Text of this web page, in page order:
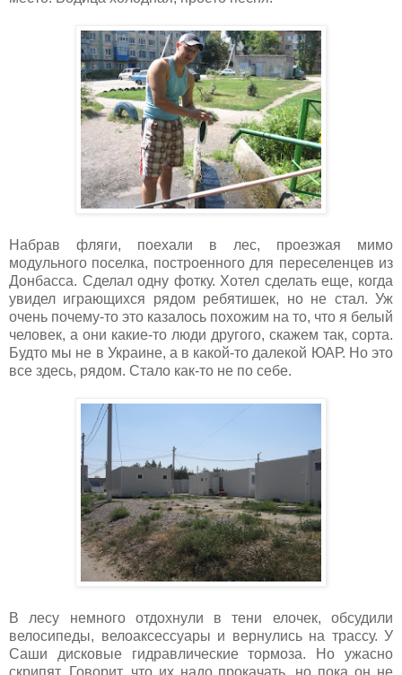
Набрав фляги, поехали в лес, проезжая мимо
модульного поселка, построенного для переселенцев из
Донбасса. Сделал одну фотку. Хотел сделать еще, когда
увидел играющихся рядом ребятишек, но не стал. Уж
очень почему-то это казалось похожим на то, что я белый
человек, а они какие-то люди другого, скажем так, сорта.
Будто мы не в Украине, а в какой-то далекой ЮАР. Но это
все здесь, рядом. Стало как-то не по себе.
В лесу немного отдохнули в тени елочек, обсудили
велосипеды, велоаксессуары и вернулись на трассу. У
Саши дисковые гидравлические тормоза. Но ужасно
скрипят. Говорит, что их надо прокачать, но пока он не